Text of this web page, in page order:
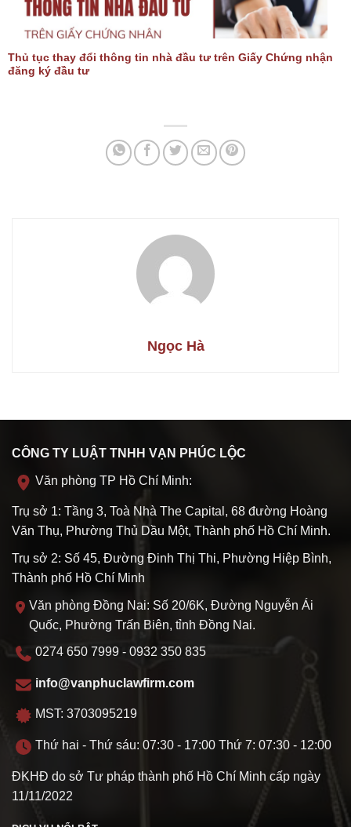
Thủ tục thay đổi thông tin nhà đầu tư trên Giấy Chứng nhận
đăng ký đầu tư
Ngọc Hà
CÔNG TY LUẬT TNHH VẠN PHÚC LỘC
Văn phòng TP Hồ Chí Minh:
Trụ sở 1: Tầng 3, Toà Nhà The Capital, 68 đường Hoàng
Văn Thụ, Phường Thủ Dầu Một, Thành phố Hồ Chí Minh.
Trụ sở 2: Số 45, Đường Đinh Thị Thi, Phường Hiệp Bình,
Thành phố Hồ Chí Minh
Văn phòng Đồng Nai: Số 20/6K, Đường Nguyễn Ái
Quốc, Phường Trấn Biên, tỉnh Đồng Nai.
0274 650 7999 - 0932 350 835
info@vanphuclawfirm.com
MST: 3703095219
Thứ hai - Thứ sáu: 07:30 - 17:00 Thứ 7: 07:30 - 12:00
ĐKHĐ do sở Tư pháp thành phố Hồ Chí Minh cấp ngày
11/11/2022